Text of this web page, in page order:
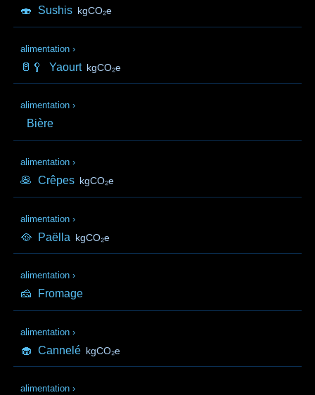
🍣 Sushis kgCO₂e
alimentation ›
🥛🥄 Yaourt kgCO₂e
alimentation ›
Bière
alimentation ›
🥞 Crêpes kgCO₂e
alimentation ›
🥘 Paëlla kgCO₂e
alimentation ›
🧀 Fromage
alimentation ›
🧁 Cannelé kgCO₂e
alimentation ›